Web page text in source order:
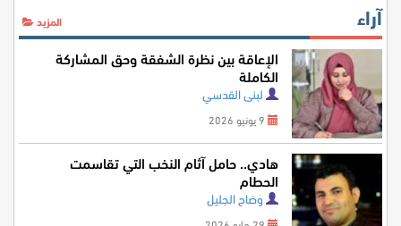
آراء المزيد
الإعاقة بين نظرة الشفقة وحق المشاركة
الكاملة
لبنى القدسي
هادي.. حامل آثام النخب التي تقاسمت
الحطام
وضاح الجليل